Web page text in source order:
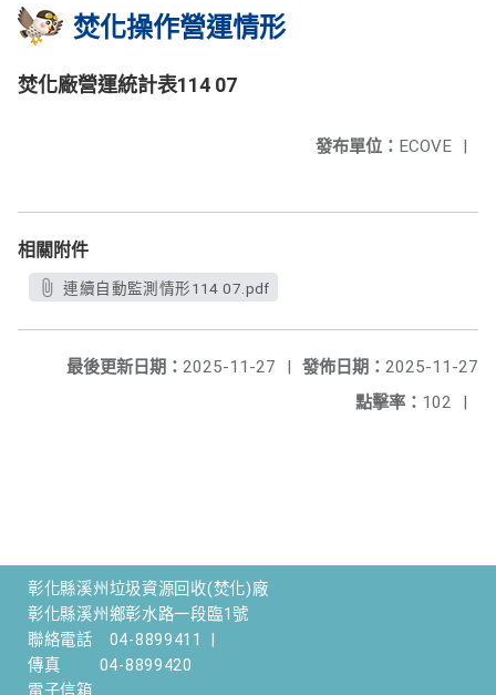
焚化操作營運情形
焚化廠營運統計表114 07
發布單位： ECOVE |
相關附件
連續自動監測情形114 07.pdf
發佈日期： 2025-11-27
最後更新日期： 2025-11-27
|
點擊率： 102 |
彰化縣溪州垃圾資源回收(焚化)廠
彰化縣溪州鄉彰水路一段臨1號
聯絡電話
04-8899411
傳真
04-8899420
電子信箱